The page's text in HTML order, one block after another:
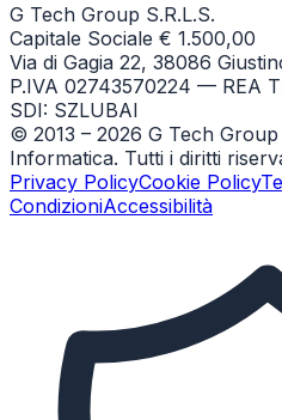
G Tech Group S.R.L.S.
Capitale Sociale € 1.500,00
Via di Gagia 22, 38086
P.IVA 02743570224 — REA
SDI: SZLUBAI
© 2013 – 2026 G Tech Group
Informatica. Tutti i diritti
Privacy PolicyCookie Policy
CondizioniAccessibilità